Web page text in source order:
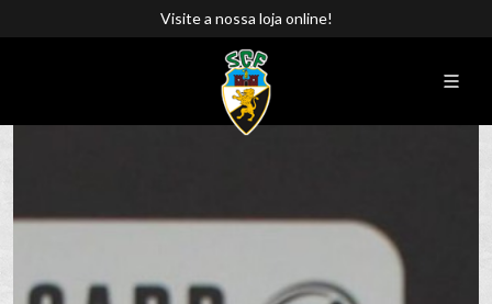
Visite a nossa loja online!